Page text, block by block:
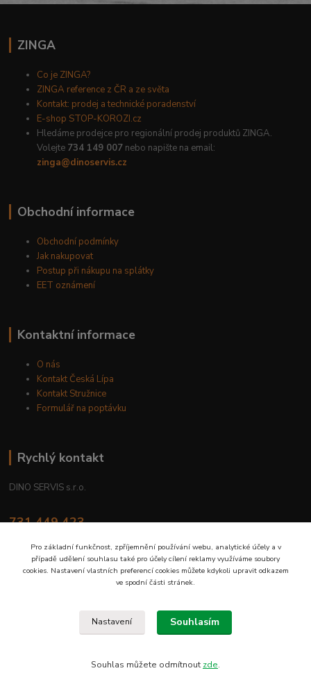
ZINGA
Co je ZINGA?
ZINGA reference z ČR a ze světa
Kontakt: prodej a technické poradenství
E-shop STOP-KOROZI.cz
Hledáme prodejce pro regionální prodej produktů ZINGA.
Volejte 734 149 007 nebo napište na email:
zinga@dinoservis.cz
Obchodní informace
Obchodní podmínky
Jak nakupovat
Postup při nákupu na splátky
EET oznámení
Kontaktní informace
O nás
Kontakt Česká Lípa
Kontakt Stružnice
Formulář na poptávku
Rychlý kontakt
DINO SERVIS s.r.o.
731 449 423
prodejna@dinoservis.cz
Proč nakupovat u nás? Jsme na trhu již od roku 1990.
Pro základní funkčnost, zpříjemnění používání webu, analytické účely a v
případě udělení souhlasu také pro účely cílení reklamy využíváme soubory
cookies. Nastavení vlastních preferencí cookies můžete kdykoli upravit odkazem
ve spodní části stránek.
Nastavení Souhlasím
Souhlas můžete odmítnout zde.